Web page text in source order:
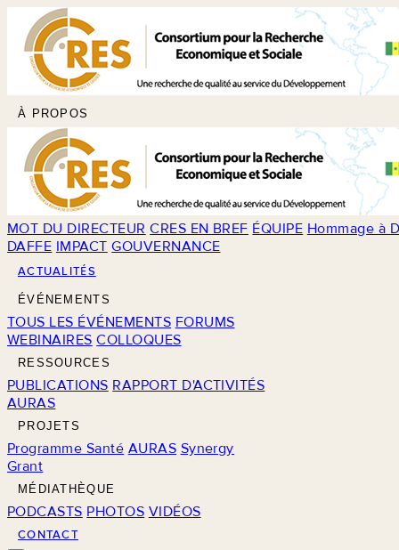
À PROPOS
MOT DU DIRECTEUR CRES EN BREF ÉQUIPE Hommage à
DAFFE IMPACT GOUVERNANCE
ACTUALITÉS
ÉVÉNEMENTS
TOUS LES ÉVÉNEMENTS FORUMS
WEBINAIRES COLLOQUES
RESSOURCES
PUBLICATIONS RAPPORT D'ACTIVITÉS
AURAS
PROJETS
Programme Santé AURAS Synergy
Grant
MÉDIATHÈQUE
PODCASTS PHOTOS VIDÉOS
CONTACT